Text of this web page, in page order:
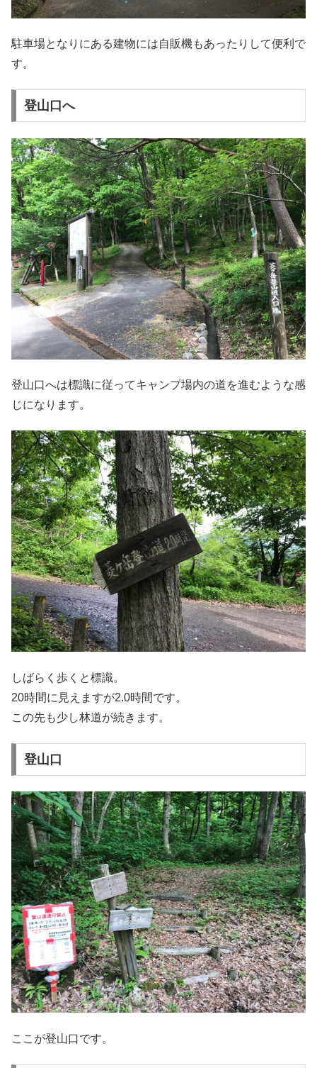
駐車場となりにある建物には自販機もあったりして便利で
す。
登山口へ
登山口へは標識に従ってキャンプ場内の道を進むような感
じになります。
しばらく歩くと標識。
20時間に見えますが2.0時間です。
この先も少し林道が続きます。
登山口
ここが登山口です。